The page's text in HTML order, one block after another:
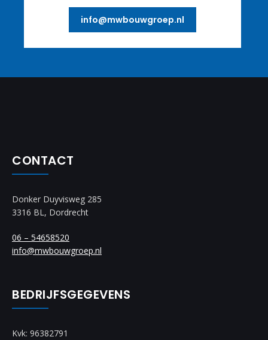
info@mwbouwgroep.nl
CONTACT
Donker Duyvisweg 285
3316 BL, Dordrecht
06 – 54658520
info@mwbouwgroep.nl
BEDRIJFSGEGEVENS
Kvk: 96382791